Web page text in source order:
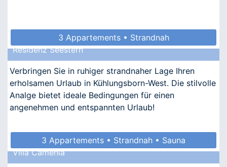
3 Appartements • Strandnah
Residenz Seestern
Verbringen Sie in ruhiger strandnaher Lage Ihren
erholsamen Urlaub in Kühlungsborn-West. Die stilvolle
Analge bietet ideale Bedingungen für einen
angenehmen und entspannten Urlaub!
3 Appartements • Strandnah • Sauna
Villa Camenia